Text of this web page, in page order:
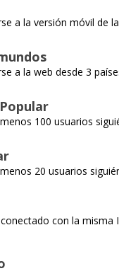
a la versión móvil de
a la web desde 3
100 usuarios
20 usuarios
con la misma